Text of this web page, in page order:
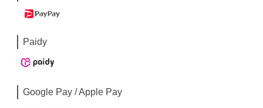
Paidy
Google Pay / Apple Pay